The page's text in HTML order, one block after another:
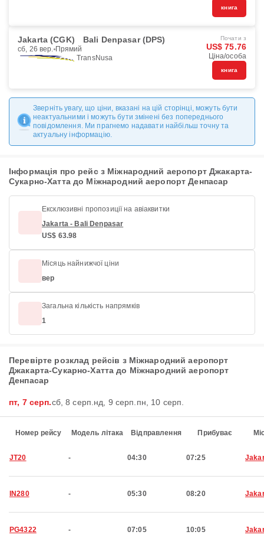
книга
Jakarta (CGK) Bali Denpasar (DPS)
сб, 26 вер. Прямий
TransNusa
Почати з
US$ 75.76
Ціна/особа
книга
Зверніть увагу, що ціни, вказані на цій сторінці, можуть бути
неактуальними і можуть бути змінені без попереднього
повідомлення. Ми прагнемо надавати найбільш точну та
актуальну інформацію.
Інформація про рейс з Міжнародний аеропорт Джакарта-
Сукарно-Хатта до Міжнародний аеропорт Денпасар
Ексклюзивні пропозиції на авіаквитки
Jakarta - Bali Denpasar
US$ 63.98
Місяць найнижчої ціни
вер
Загальна кількість напрямків
1
Перевірте розклад рейсів з Міжнародний аеропорт
Джакарта-Сукарно-Хатта до Міжнародний аеропорт
Денпасар
пт, 7 серп.сб, 8 серп. нд, 9 серп. пн, 10 серп.
Номер рейсу Модель літака Відправлення Прибуває
JT20 - 04:30 07:25
IN280 - 05:30 08:20
PG4322 - 07:05 10:05